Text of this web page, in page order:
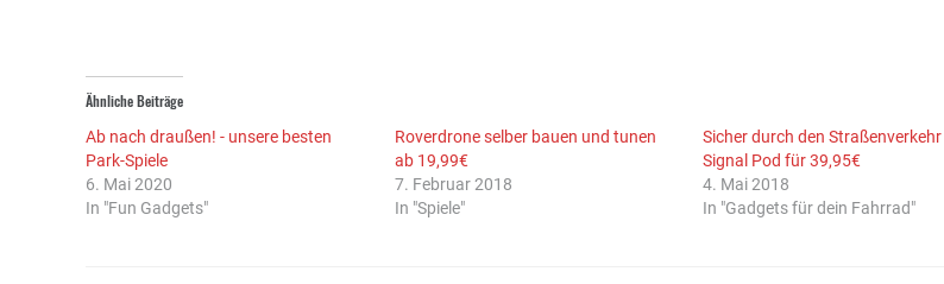
Ähnliche Beiträge
Ab nach draußen! - unsere besten
Park-Spiele
6. Mai 2020
In "Fun Gadgets"
Roverdrone selber bauen und tunen
ab 19,99€
7. Februar 2018
In "Spiele"
Sicher durch den
Signal Pod für 39,95€
4. Mai 2018
In "Gadgets für dein Fahrrad"